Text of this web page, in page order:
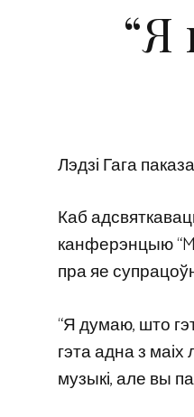
“Я
Лэдзі Гага
Каб
канферэнцыю
пра яе
“Я думаю, што
гэта адна з
музыкі, але вы